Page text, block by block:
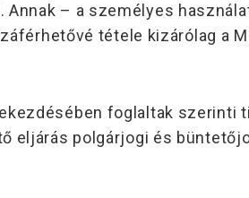
– a személyes
tétele kizárólag a
foglaltak szerinti
eljárás polgárjogi és